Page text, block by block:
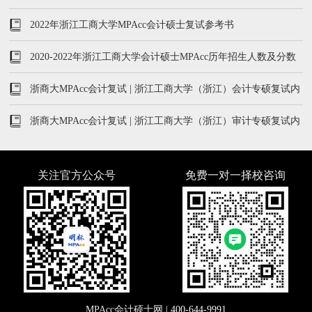
2022年浙江工商大学MPAcc会计硕士复试参考书
2020-2022年浙江工商大学会计硕士MPAcc历年招生人数及分数
线
浙商大MPAcc会计复试 | 浙江工商大学（浙江）会计专硕复试内
容及真题汇总
浙商大MPAcc会计复试 | 浙江工商大学（浙江）审计专硕复试内
容及真题汇总
关注官方公众号 免费一对一择校咨询
MPAcc会计硕士网 | 400-644-9991